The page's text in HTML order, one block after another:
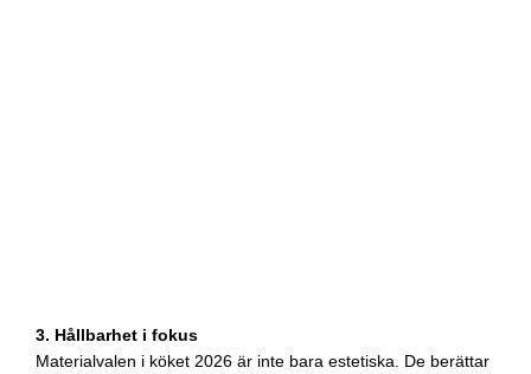
3. Hållbarhet i fokus
Materialvalen i köket 2026 är inte bara estetiska. De berättar